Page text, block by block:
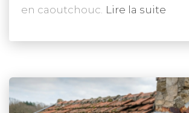
en caoutchouc. Lire la suite